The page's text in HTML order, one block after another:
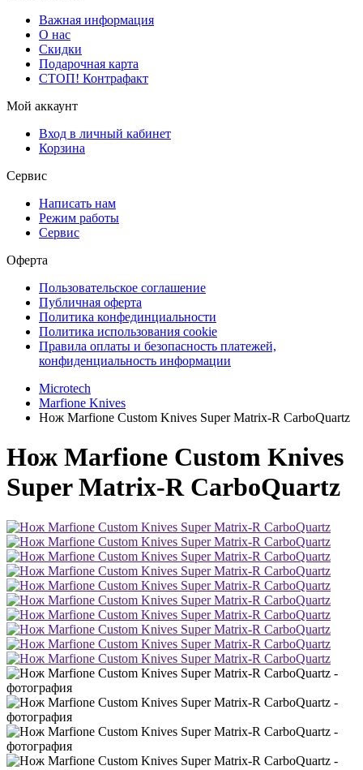
Важная информация
О нас
Скидки
Подарочная карта
СТОП! Контрафакт
Мой аккаунт
Вход в личный кабинет
Корзина
Сервис
Написать нам
Режим работы
Сервис
Оферта
Пользовательское соглашение
Публичная оферта
Политика конфединциальности
Политика использования cookie
Правила оплаты и безопасность платежей,
конфиденциальность информации
Microtech
Marfione Knives
Нож Marfione Custom Knives Super Matrix-R CarboQuartz
Нож Marfione Custom Knives
Super Matrix-R CarboQuartz